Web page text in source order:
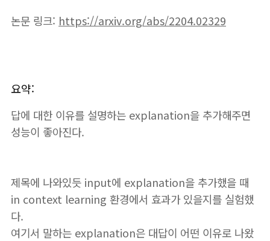
논문 링크: https://arxiv.org/abs/2204.02329
요약:
답에 대한 이유를 설명하는 explanation을 추가해주면
성능이 좋아진다.
제목에 나와있듯 input에 explanation을 추가했을 때
in context learning 환경에서 효과가 있을지를 실험했
다.
여기서 말하는 explanation은 대답이 어떤 이유로 나왔